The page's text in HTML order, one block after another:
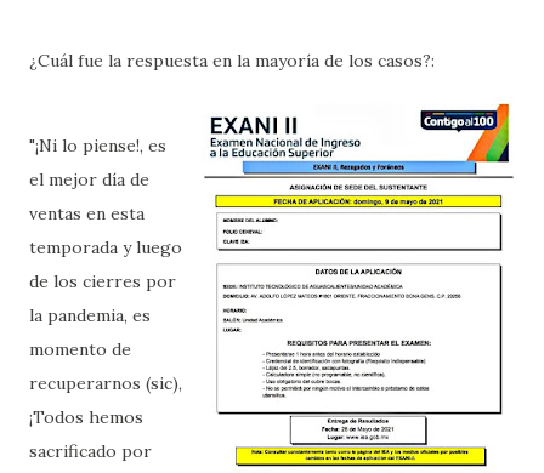
¿Cuál fue la respuesta en la mayoría de los casos?:
"¡Ni lo piense!, es
el mejor día de
ventas en esta
temporada y luego
de los cierres por
la pandemia, es
momento de
recuperarnos (sic),
¡Todos hemos
sacrificado por